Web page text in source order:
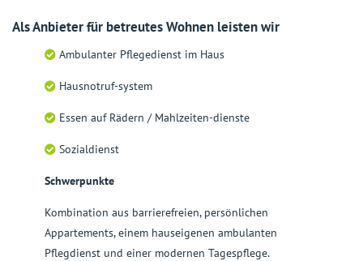
Als Anbieter für betreutes Wohnen leisten wir
Ambulanter Pflegedienst im Haus
Hausnotruf-system
Essen auf Rädern / Mahlzeiten-dienste
Sozialdienst
Schwerpunkte
Kombination aus barrierefreien, persönlichen
Appartements, einem hauseigenen ambulanten
Pflegdienst und einer modernen Tagespflege.